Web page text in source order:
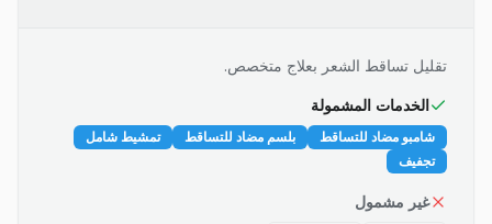
تقليل تساقط الشعر بعلاج متخصص.
الخدمات المشمولة
شامبو مضاد للتساقط بلسم مضاد للتساقط
تمشيط شامل
تجفيف
غير مشمول